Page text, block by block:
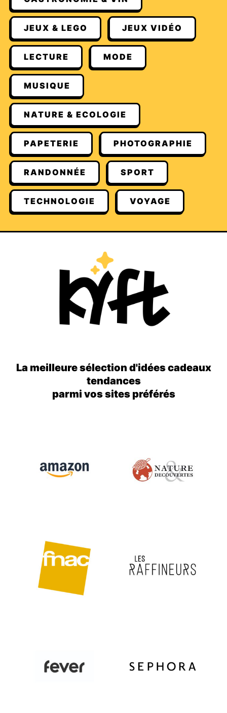
JEUX & LEGO JEUX VIDÉO
LECTURE MODE
MUSIQUE
NATURE & ECOLOGIE
PAPETERIE PHOTOGRAPHIE
RANDONNÉE SPORT
TECHNOLOGIE VOYAGE
La meilleure sélection d'idées cadeaux
tendances
parmi vos sites préférés